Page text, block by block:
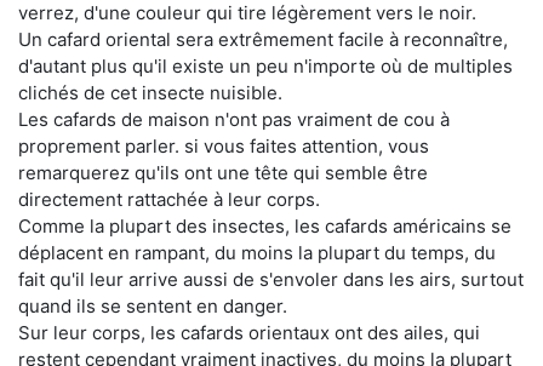
verrez, d'une couleur qui tire légèrement vers le noir.
Un cafard oriental sera extrêmement facile à reconnaître,
d'autant plus qu'il existe un peu n'importe où de multiples
clichés de cet insecte nuisible.
Les cafards de maison n'ont pas vraiment de cou à
proprement parler. si vous faites attention, vous
remarquerez qu'ils ont une tête qui semble être
directement rattachée à leur corps.
Comme la plupart des insectes, les cafards américains se
déplacent en rampant, du moins la plupart du temps, du
fait qu'il leur arrive aussi de s'envoler dans les airs, surtout
quand ils se sentent en danger.
Sur leur corps, les cafards orientaux ont des ailes, qui
restent cependant vraiment inactives, du moins la plupart